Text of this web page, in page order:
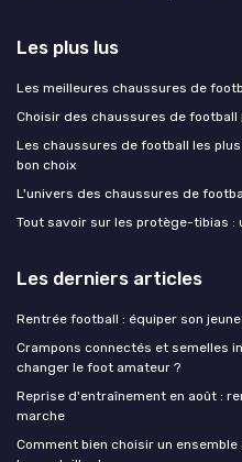
Les plus lus
Les meilleures chaussures de
Choisir des chaussures de football
Les chaussures de football les
bon choix
L'univers des chaussures de
Tout savoir sur les protège-tibias :
Les derniers articles
Rentrée football : équiper son
Crampons connectés et semelles
changer le foot amateur ?
Reprise d'entraînement en août :
marche
Comment bien choisir un